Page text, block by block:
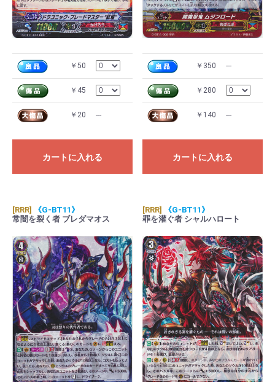
￥50
￥45
￥20 ---
カートに入れる
￥350 ---
￥280
￥140 ---
カートに入れる
[RRR]
《G-BT11》
常闇を裂く者 ブレダマオス
[RRR]
《G-BT11》
罪を灌ぐ者 シャルハロート